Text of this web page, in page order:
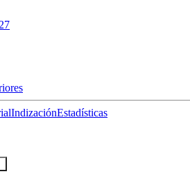
IndizaciónEstadísticas